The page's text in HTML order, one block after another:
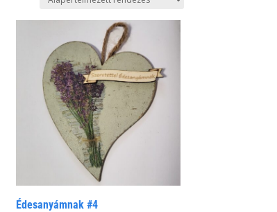
Édesanyámnak #4